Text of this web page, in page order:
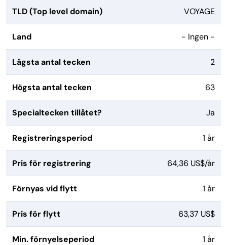
TLD (Top level domain) VOYAGE
Land - Ingen -
Lägsta antal tecken 2
Högsta antal tecken 63
Specialtecken tillåtet? Ja
Registreringsperiod 1 år
Pris för registrering 64,36 US$/år
Förnyas vid flytt 1 år
Pris för flytt 63,37 US$
Min. förnyelseperiod 1 år